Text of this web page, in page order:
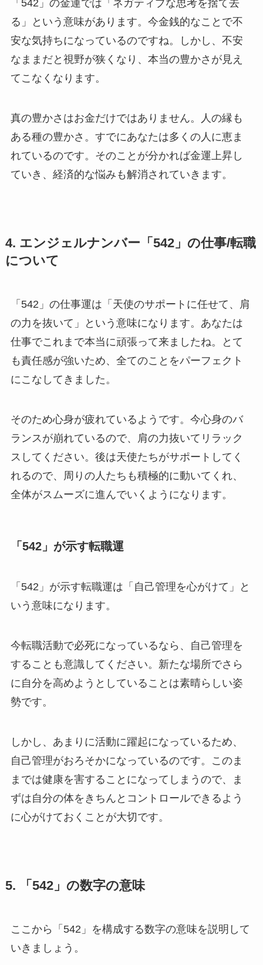
「542」の金運では「ネガティブな思考を捨て去
る」という意味があります。今金銭的なことで不
安な気持ちになっているのですね。しかし、不安
なままだと視野が狭くなり、本当の豊かさが見え
てこなくなります。
真の豊かさはお金だけではありません。人の縁も
ある種の豊かさ。すでにあなたは多くの人に恵ま
れているのです。そのことが分かれば金運上昇し
ていき、経済的な悩みも解消されていきます。
4. エンジェルナンバー「542」の仕事/転職
について
「542」の仕事運は「天使のサポートに任せて、肩
の力を抜いて」という意味になります。あなたは
仕事でこれまで本当に頑張って来ましたね。とて
も責任感が強いため、全てのことをパーフェクト
にこなしてきました。
そのため心身が疲れているようです。今心身のバ
ランスが崩れているので、肩の力抜いてリラック
スしてください。後は天使たちがサポートしてく
れるので、周りの人たちも積極的に動いてくれ、
全体がスムーズに進んでいくようになります。
「542」が示す転職運
「542」が示す転職運は「自己管理を心がけて」と
いう意味になります。
今転職活動で必死になっているなら、自己管理を
することも意識してください。新たな場所でさら
に自分を高めようとしていることは素晴らしい姿
勢です。
しかし、あまりに活動に躍起になっているため、
自己管理がおろそかになっているのです。このま
までは健康を害することになってしまうので、ま
ずは自分の体をきちんとコントロールできるよう
に心がけておくことが大切です。
5. 「542」の数字の意味
ここから「542」を構成する数字の意味を説明して
いきましょう。